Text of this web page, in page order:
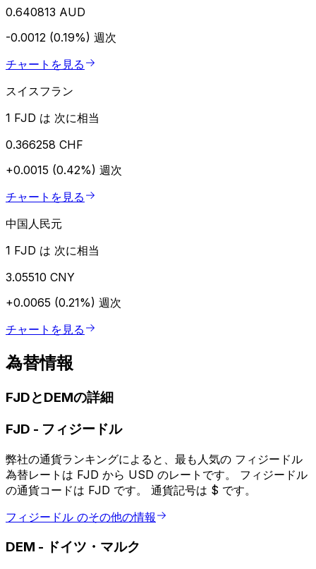
0.640813 AUD
-0.0012 (0.19%) 週次
チャートを見る
スイスフラン
1 FJD は 次に相当
0.366258 CHF
+0.0015 (0.42%) 週次
チャートを見る
中国人民元
1 FJD は 次に相当
3.05510 CNY
+0.0065 (0.21%) 週次
チャートを見る
為替情報
FJDとDEMの詳細
FJD - フィジードル
弊社の通貨ランキングによると、最も人気の フィジードル
為替レートは FJD から USD のレートです。 フィジードル
の通貨コードは FJD です。 通貨記号は $ です。
フィジードル のその他の情報
DEM - ドイツ・マルク